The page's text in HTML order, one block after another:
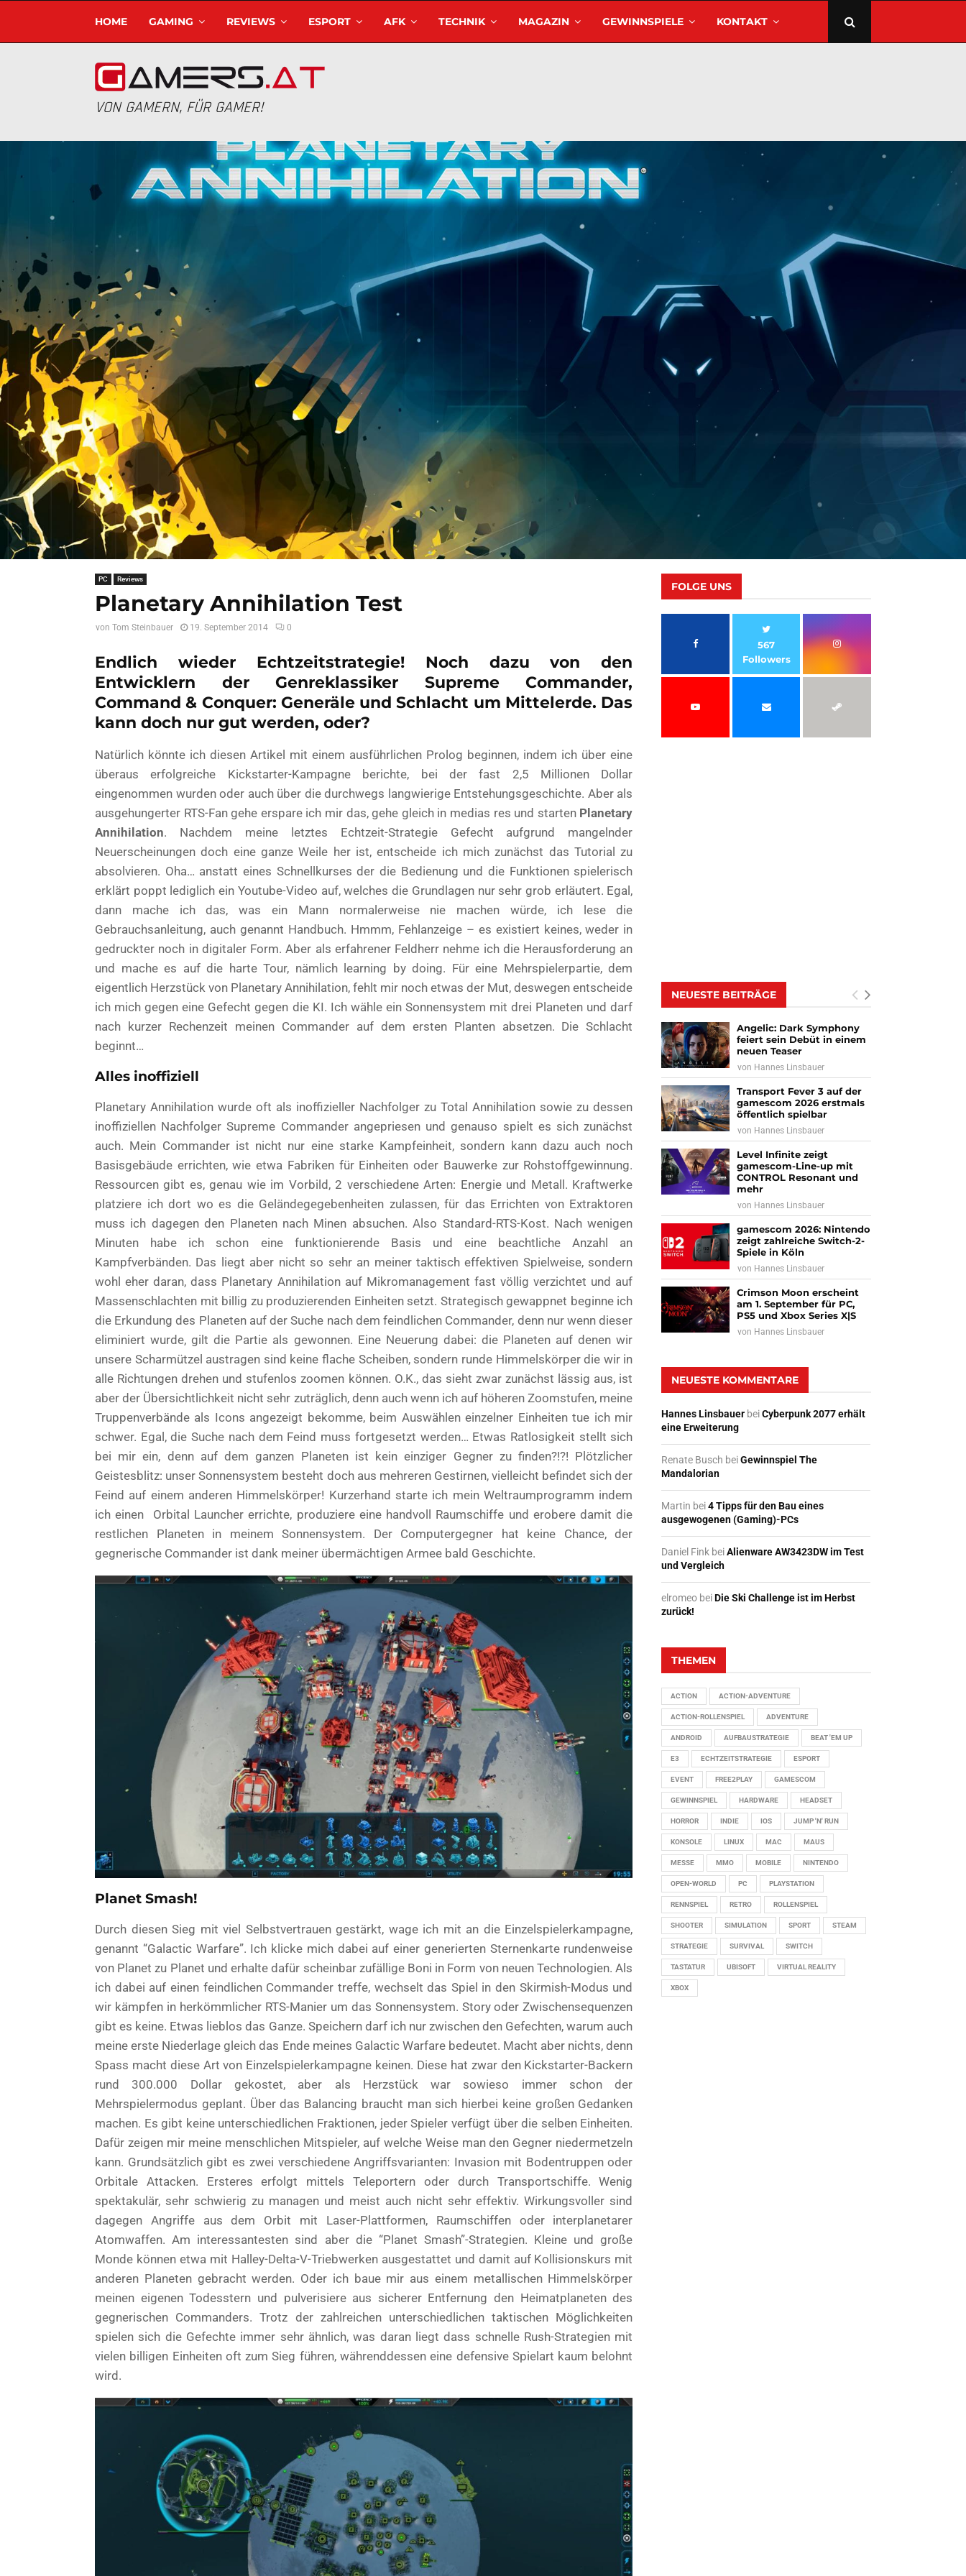
HOME GAMING REVIEWS ESPORT AFK TECHNIK MAGAZIN GEWINNSPIELE KONTAKT
VON GAMERN, FÜR GAMER!
PC Reviews
Planetary Annihilation Test
von Tom Steinbauer 19. September 2014 0
Endlich wieder Echtzeitstrategie! Noch dazu von den
Entwicklern der Genreklassiker Supreme Commander,
Command & Conquer: Generäle und Schlacht um Mittelerde. Das
kann doch nur gut werden, oder?
Natürlich könnte ich diesen Artikel mit einem ausführlichen Prolog beginnen, indem ich über eine
überaus erfolgreiche Kickstarter-Kampagne berichte, bei der fast 2,5 Millionen Dollar
eingenommen wurden oder auch über die durchwegs langwierige Entstehungsgeschichte. Aber als
ausgehungerter RTS-Fan gehe erspare ich mir das, gehe gleich in medias res und starten Planetary
Annihilation. Nachdem meine letztes Echtzeit-Strategie Gefecht aufgrund mangelnder
Neuerscheinungen doch eine ganze Weile her ist, entscheide ich mich zunächst das Tutorial zu
absolvieren. Oha… anstatt eines Schnellkurses der die Bedienung und die Funktionen spielerisch
erklärt poppt lediglich ein Youtube-Video auf, welches die Grundlagen nur sehr grob erläutert. Egal,
dann mache ich das, was ein Mann normalerweise nie machen würde, ich lese die
Gebrauchsanleitung, auch genannt Handbuch. Hmmm, Fehlanzeige – es existiert keines, weder in
gedruckter noch in digitaler Form. Aber als erfahrener Feldherr nehme ich die Herausforderung an
und mache es auf die harte Tour, nämlich learning by doing. Für eine Mehrspielerpartie, dem
eigentlich Herzstück von Planetary Annihilation, fehlt mir noch etwas der Mut, deswegen entscheide
ich mich gegen eine Gefecht gegen die KI. Ich wähle ein Sonnensystem mit drei Planeten und darf
nach kurzer Rechenzeit meinen Commander auf dem ersten Planten absetzen. Die Schlacht
beginnt…
Alles inoffiziell
Planetary Annihilation wurde oft als inoffizieller Nachfolger zu Total Annihilation sowie zu dessen
inoffiziellen Nachfolger Supreme Commander angepriesen und genauso spielt es sich zunächst
auch. Mein Commander ist nicht nur eine starke Kampfeinheit, sondern kann dazu auch noch
Basisgebäude errichten, wie etwa Fabriken für Einheiten oder Bauwerke zur Rohstoffgewinnung.
Ressourcen gibt es, genau wie im Vorbild, 2 verschiedene Arten: Energie und Metall. Kraftwerke
platziere ich dort wo es die Geländegegebenheiten zulassen, für das Errichten von Extraktoren
muss ich dagegen den Planeten nach Minen absuchen. Also Standard-RTS-Kost. Nach wenigen
Minuten habe ich schon eine funktionierende Basis und eine beachtliche Anzahl an
Kampfverbänden. Das liegt aber nicht so sehr an meiner taktisch effektiven Spielweise, sondern
wohl eher daran, dass Planetary Annihilation auf Mikromanagement fast völlig verzichtet und auf
Massenschlachten mit billig zu produzierenden Einheiten setzt. Strategisch gewappnet beginne ich
die Erkundung des Planeten auf der Suche nach dem feindlichen Commander, denn nur wenn dieser
eliminiert wurde, gilt die Partie als gewonnen. Eine Neuerung dabei: die Planeten auf denen wir
unsere Scharmützel austragen sind keine flache Scheiben, sondern runde Himmelskörper die wir in
alle Richtungen drehen und stufenlos zoomen können. O.K., das sieht zwar zunächst lässig aus, ist
aber der Übersichtlichkeit nicht sehr zuträglich, denn auch wenn ich auf höheren Zoomstufen, meine
Truppenverbände als Icons angezeigt bekomme, beim Auswählen einzelner Einheiten tue ich mir
schwer. Egal, die Suche nach dem Feind muss fortgesetzt werden… Etwas Ratlosigkeit stellt sich
bei mir ein, denn auf dem ganzen Planeten ist kein einziger Gegner zu finden?!?! Plötzlicher
Geistesblitz: unser Sonnensystem besteht doch aus mehreren Gestirnen, vielleicht befindet sich der
Feind auf einem anderen Himmelskörper! Kurzerhand starte ich mein Weltraumprogramm indem
ich einen Orbital Launcher errichte, produziere eine handvoll Raumschiffe und erobere damit die
restlichen Planeten in meinem Sonnensystem. Der Computergegner hat keine Chance, der
gegnerische Commander ist dank meiner übermächtigen Armee bald Geschichte.
Planet Smash!
Durch diesen Sieg mit viel Selbstvertrauen gestärkt, wage ich mit an die Einzelspielerkampagne,
genannt “Galactic Warfare”. Ich klicke mich dabei auf einer generierten Sternenkarte rundenweise
von Planet zu Planet und erhalte dafür scheinbar zufällige Boni in Form von neuen Technologien. Als
ich dabei auf einen feindlichen Commander treffe, wechselt das Spiel in den Skirmish-Modus und
wir kämpfen in herkömmlicher RTS-Manier um das Sonnensystem. Story oder Zwischensequenzen
gibt es keine. Etwas lieblos das Ganze. Speichern darf ich nur zwischen den Gefechten, warum auch
meine erste Niederlage gleich das Ende meines Galactic Warfare bedeutet. Macht aber nichts, denn
Spass macht diese Art von Einzelspielerkampagne keinen. Diese hat zwar den Kickstarter-Backern
rund 300.000 Dollar gekostet, aber als Herzstück war sowieso immer schon der
Mehrspielermodus geplant. Über das Balancing braucht man sich hierbei keine großen Gedanken
machen. Es gibt keine unterschiedlichen Fraktionen, jeder Spieler verfügt über die selben Einheiten.
Dafür zeigen mir meine menschlichen Mitspieler, auf welche Weise man den Gegner niedermetzeln
kann. Grundsätzlich gibt es zwei verschiedene Angriffsvarianten: Invasion mit Bodentruppen oder
Orbitale Attacken. Ersteres erfolgt mittels Teleportern oder durch Transportschiffe. Wenig
spektakulär, sehr schwierig zu managen und meist auch nicht sehr effektiv. Wirkungsvoller sind
dagegen Angriffe aus dem Orbit mit Laser-Plattformen, Raumschiffen oder interplanetarer
Atomwaffen. Am interessantesten sind aber die “Planet Smash”-Strategien. Kleine und große
Monde können etwa mit Halley-Delta-V-Triebwerken ausgestattet und damit auf Kollisionskurs mit
anderen Planeten gebracht werden. Oder ich baue mir aus einem metallischen Himmelskörper
meinen eigenen Todesstern und pulverisiere aus sicherer Entfernung den Heimatplaneten des
gegnerischen Commanders. Trotz der zahlreichen unterschiedlichen taktischen Möglichkeiten
spielen sich die Gefechte immer sehr ähnlich, was daran liegt dass schnelle Rush-Strategien mit
vielen billigen Einheiten oft zum Sieg führen, währenddessen eine defensive Spielart kaum belohnt
wird.
FOLGE UNS
567
Followers
NEUESTE BEITRÄGE
Angelic: Dark Symphony
feiert sein Debüt in einem
neuen Teaser
von Hannes Linsbauer
Transport Fever 3 auf der
gamescom 2026 erstmals
öffentlich spielbar
von Hannes Linsbauer
Level Infinite zeigt
gamescom-Line-up mit
CONTROL Resonant und
mehr
von Hannes Linsbauer
gamescom 2026: Nintendo
zeigt zahlreiche Switch-2-
Spiele in Köln
von Hannes Linsbauer
Crimson Moon erscheint
am 1. September für PC,
PS5 und Xbox Series X|S
von Hannes Linsbauer
NEUESTE KOMMENTARE
Hannes Linsbauer beiCyberpunk 2077 erhält
eine Erweiterung
Renate Busch beiGewinnspiel The
Mandalorian
Martin bei4 Tipps für den Bau eines
ausgewogenen (Gaming)-PCs
Daniel Fink beiAlienware AW3423DW im Test
und Vergleich
elromeo beiDie Ski Challenge ist im Herbst
zurück!
THEMEN
ACTION ACTION-ADVENTURE
ACTION-ROLLENSPIEL ADVENTURE
ANDROID AUFBAUSTRATEGIE BEAT 'EM UP
E3 ECHTZEITSTRATEGIE ESPORT
EVENT FREE2PLAY GAMESCOM
GEWINNSPIEL HARDWARE HEADSET
HORROR INDIE IOS JUMP 'N' RUN
KONSOLE LINUX MAC MAUS
MESSE MMO MOBILE NINTENDO
OPEN-WORLD PC PLAYSTATION
RENNSPIEL RETRO ROLLENSPIEL
SHOOTER SIMULATION SPORT STEAM
STRATEGIE SURVIVAL SWITCH
TASTATUR UBISOFT VIRTUAL REALITY
XBOX